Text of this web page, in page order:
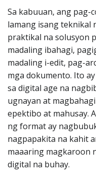
Sa kabuuan, ang pag-
lamang isang teknikal
praktikal na solusyon
madaling ibahagi,
madaling i-edit, pag-
mga dokumento. Ito
sa digital age na
ugnayan at
epektibo at mahusay.
ng format ay
nagpapakita na kahit
maaaring magkaroon
digital na buhay.